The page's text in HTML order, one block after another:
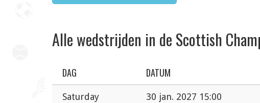
Alle wedstrijden in de Scottish
DAG DATUM
Saturday 30 jan. 2027 15:00